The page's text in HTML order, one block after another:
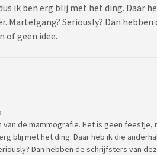
ik ben erg blij met het ding. Daar
Martelgang? Seriously? Dan hebben
of geen idee.
de mammografie. Het is geen
blij met het ding. Daar heb ik die
Dan hebben de schrijfsters van